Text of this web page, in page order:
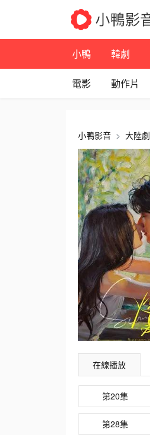
小鴨 韓劇
電影 動作片
小鴨影音 大陸劇
在線播放
第20集
第28集